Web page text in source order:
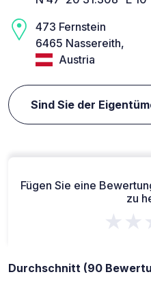
473 Fernstein
6465 Nassereith,
Austria
Sind Sie der
Fügen Sie eine
zu
Durchschnitt (90